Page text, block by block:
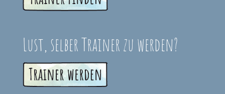
Lust, selber Trainer zu werden?